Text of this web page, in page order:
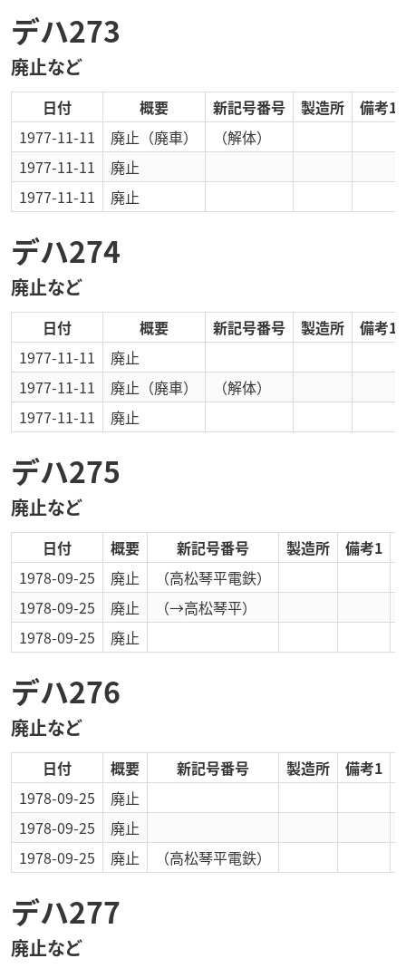
デハ273
廃止など
日付 概要 新記号番号 製造所
備考1
1977-11-11
廃止 （廃車）
（解体）
1977-11-11
廃止
1977-11-11
廃止
デハ274
廃止など
日付 概要 新記号番号 製造所
備考1
1977-11-11
廃止
1977-11-11
廃止 （廃車）
（解体）
1977-11-11
廃止
デハ275
廃止など
日付 概要 新記号番号 製造所 備考1
1978-09-25
廃止
（高松琴平電鉄）
1978-09-25
廃止
（→高松琴平）
1978-09-25
廃止
デハ276
廃止など
日付 概要 新記号番号 製造所 備考1
1978-09-25
廃止
1978-09-25
廃止
1978-09-25
廃止 （高松琴平電鉄）
デハ277
廃止など